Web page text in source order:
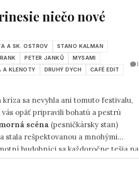
niečo nové
A SK. OSTROV
STANO KALMAN
PETER JANKŮ
MYSAMI
A KLENOTY DRUHÝ DYCH
CAFÉ EDIT
1
kríza sa nevyhla ani tomuto festivalu,
vás opäť pripravili bohatú a pestrú
scéna (pesničkársky stan)
stala rešpektovanou a mnohými
hudobníci sa každoročne tešia na
hudobný koktejl znovu osviežia